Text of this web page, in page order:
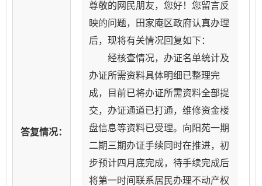
答复情况：
尊敬的网民朋友，您好！您留言反
映的问题，田家庵区政府认真办理
后，现将有关情况回复如下：
经核查情况，办证名单统计及
办证所需资料具体明细已整理完
成，目前已将办证所需资料全部提
交，办证通道已打通，维修资金楼
盘信息等资料已受理。向阳苑一期
二期三期办证手续同时在推进，初
步预计四月底完成，待手续完成后
将第一时间联系居民办理不动产权